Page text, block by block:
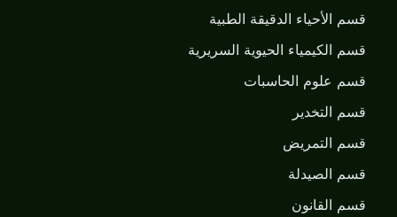
قسم الأحياء الدقيقة الطبية
قسم الكيمياء الحيوية السريرية
قسم علوم الحاسبات
قسم التخدير
قسم التمريض
قسم الصيدلة
قسم القانون